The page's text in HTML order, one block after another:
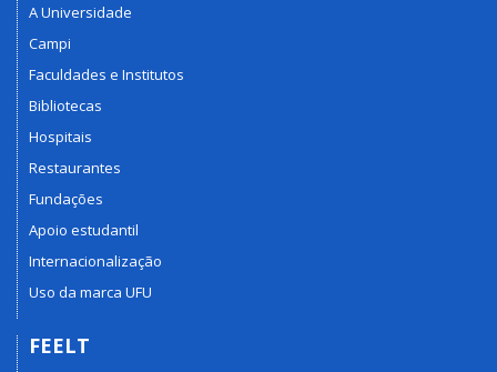
A Universidade
Campi
Faculdades e Institutos
Bibliotecas
Hospitais
Restaurantes
Fundações
Apoio estudantil
Internacionalização
Uso da marca UFU
FEELT